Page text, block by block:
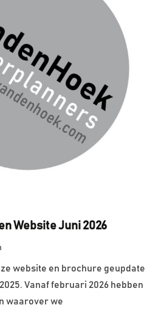
Website Juni 2026
website en brochure geupdate
Vanaf februari 2026 hebben
waarover we